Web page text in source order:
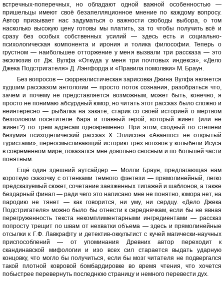
встречных-поперечных, но обладают одной важной особенностью —
пришельцы имеют своё безапелляционное мнение по каждому вопросу.
Автор призывает нас задуматься о важности свободы выбора, о том
насколько высокую цену готовы мы платить, за то чтобы получить всё и
сразу без особых собственных усилий — здесь есть и социально-
психологическая компонента и ирония и толика философии. Теперь о
грустном — наибольшее отторжение у меня вызвали три рассказа — это
эксклюзив от Дж. Вулфа «Откуда у меня три почтовых индекса», «Дело
Джека Подстригателя» Д. Лэнгфорда и «Правила помолвки» М. Браун.
Без вопросов — сюрреалистическая зарисовка Джина Вулфа является
худшим рассказом антологии — просто поток сознания, разобраться что,
зачем и почему не представляется возможным, может быть, конечно, я
просто не понимаю абсурдный юмор, но читать этот рассказ было сложно и
неинтересно — рыбалка на закате, старик со своей историей о мертвом
безголовом посетителе бара и главный герой, который живет (или не
живет?) по трем адресам одновременно. При этом, сходный по степени
безумия психоделический рассказ Х. Эллисона «Аванпост не открытый
туристами», переосмысливающий историю трех волхвов у колыбели Исуса
в современном мире, показался мне довольно сносным и по большей части
понятным.
Ещё один здешний аутсайдер — Молли Браун, предлагающая нам
короткую сказочку с оттенками темного фэнтези — прямолинейный, легко
предсказуемый сюжет, сочетание заезженных типажей и шаблонов, а также
бездарный финал — ради чего это написано мне не понятно, юмора нет, на
пародию не тянет — как говорится, ни уму, ни сердцу. «Дело Джека
Подстригателя» можно было бы отнести к середнячкам, если бы не явная
перегруженность текста некомплиментарными ингредиентами — рассказ
попросту трещит по швам от нехватки объема — здесь и прямолинейные
отсылки к Г.Ф. Лавкрафту и детектив-оккультист с кучей магически-научных
приспособлений — от упоминания Древних автор переходит к
скандинавской мифологии и изо всех сил старается выдать ударную
концовку, что могло бы получиться, если бы мозг читателя не подвергался
такой плотной ковровой бомбардировке во время чтения, что хочется
побыстрее перевернуть последнюю страницу и немного перевести дух.